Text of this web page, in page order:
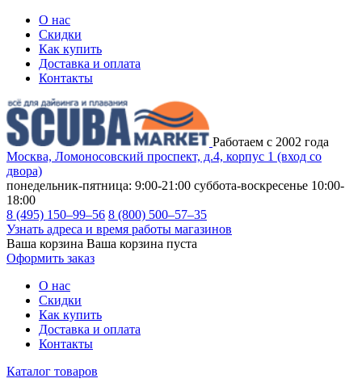
О нас
Скидки
Как купить
Доставка и оплата
Контакты
Работаем с 2002 года
Москва, Ломоносовский проспект, д.4, корпус 1 (вход со
двора)
понедельник-пятница: 9:00-21:00 суббота-воскресенье 10:00-
18:00
8 (495) 150–99–56 8 (800) 500–57–35
Узнать адреса и время работы магазинов
Ваша корзина Ваша корзина пуста
Оформить заказ
О нас
Скидки
Как купить
Доставка и оплата
Контакты
Каталог товаров